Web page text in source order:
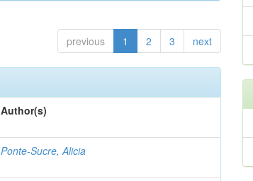
previous 1 2 3 next
Author(s)
Ponte-Sucre, Alicia